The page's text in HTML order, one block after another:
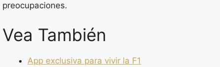
preocupaciones.
Vea También
App exclusiva para vivir la F1